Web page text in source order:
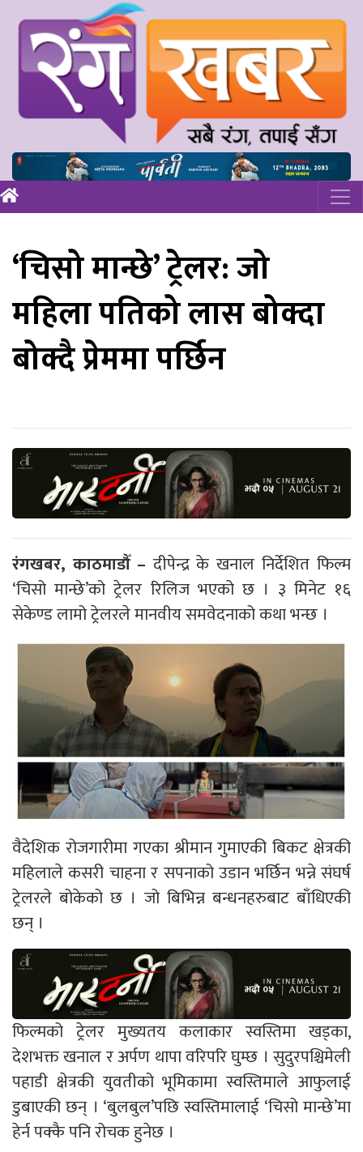
‘चिसो मान्छे’ ट्रेलर: जो
महिला पतिको लास बोक्दा
बोक्दै प्रेममा पर्छिन
रंगखबर, काठमाडौँ – दीपेन्द्र के खनाल निर्देशित फिल्म
‘चिसो मान्छे’को ट्रेलर रिलिज भएको छ । ३ मिनेट १६
सेकेण्ड लामो ट्रेलरले मानवीय समवेदनाको कथा भन्छ ।
वैदेशिक रोजगारीमा गएका श्रीमान गुमाएकी बिकट क्षेत्रकी
महिलाले कसरी चाहना र सपनाको उडान भर्छिन भन्ने संघर्ष
ट्रेलरले बोकेको छ । जो बिभिन्न बन्धनहरुबाट बाँधिएकी
छन् ।
फिल्मको ट्रेलर मुख्यतय कलाकार स्वस्तिमा खड्का,
देशभक्त खनाल र अर्पण थापा वरिपरि घुम्छ । सुदुरपश्चिमेली
पहाडी क्षेत्रकी युवतीको भूमिकामा स्वस्तिमाले आफुलाई
डुबाएकी छन् । ‘बुलबुल’पछि स्वस्तिमालाई ‘चिसो मान्छे’मा
हेर्न पक्कै पनि रोचक हुनेछ ।